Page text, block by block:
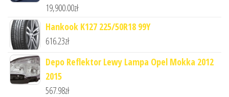
19,900.00zł
Hankook K127 225/50R18 99Y
616.23zł
Depo Reflektor Lewy Lampa Opel Mokka 2012
2015
567.98zł